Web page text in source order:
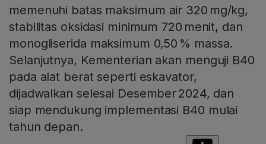
memenuhi batas maksimum air 320 mg/kg,
stabilitas oksidasi minimum 720 menit, dan
monogliserida maksimum 0,50 % massa.
Selanjutnya, Kementerian akan menguji B40
pada alat berat seperti eskavator,
dijadwalkan selesai Desember 2024, dan
siap mendukung implementasi B40 mulai
tahun depan.